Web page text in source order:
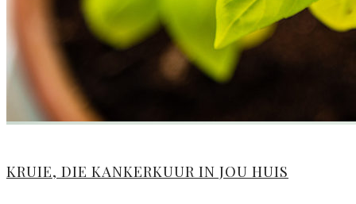
KRUIE, DIE KANKERKUUR IN JOU HUIS